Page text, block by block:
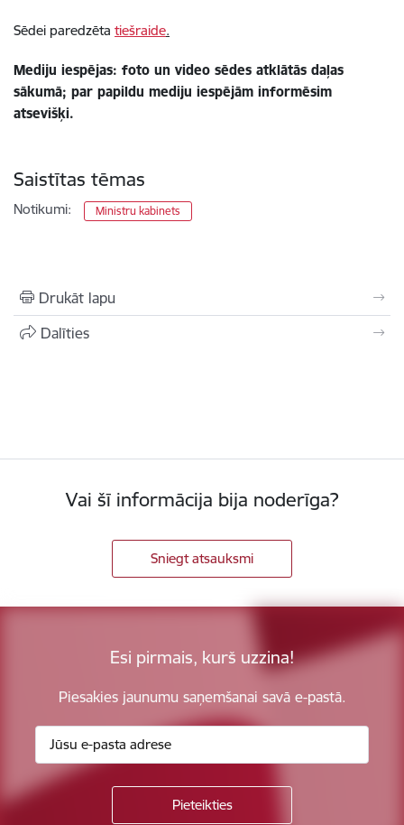
Sēdei paredzēta tiešraide.
Mediju iespējas: foto un video sēdes atklātās daļas
sākumā; par papildu mediju iespējām informēsim
atsevišķi.
Saistītas tēmas
Notikumi: Ministru kabinets
Drukāt lapu
Dalīties
Vai šī informācija bija noderīga?
Sniegt atsauksmi
Esi pirmais, kurš uzzina!
Piesakies jaunumu saņemšanai savā e-pastā.